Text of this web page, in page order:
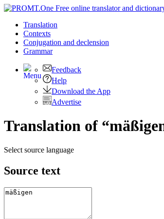
Translation
Contexts
Conjugation and declension
Grammar
Feedback
Help
Download the App
Advertise
Translation of
Select source language
Source text